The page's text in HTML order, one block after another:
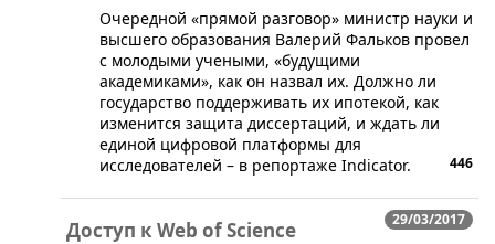
​​Очередной «прямой разговор» министр науки и
высшего образования Валерий Фальков провел
с молодыми учеными, «будущими
академиками», как он назвал их. Должно ли
государство поддерживать их ипотекой, как
изменится защита диссертаций, и ждать ли
единой цифровой платформы для
исследователей – в репортаже Indicator.
446
29/03/2017
Доступ к Web of Science